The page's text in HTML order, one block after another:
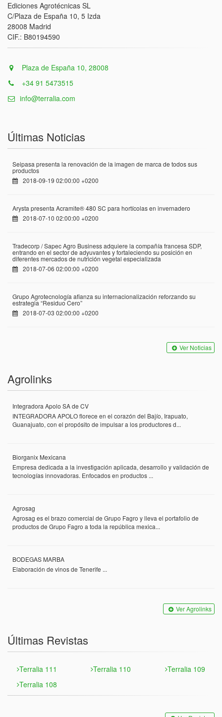
Ediciones Agrotécnicas SL
C/Plaza de España 10, 5 Izda
28008 Madrid
CIF.: B80194590
Plaza de España 10, 28008
+34 91 5473515
info@terralia.com
Últimas Noticias
Seipasa presenta la renovación de la imagen de marca de todos sus
productos
2018-09-19 02:00:00 +0200
Arysta presenta Acramite® 480 SC para hortícolas en invernadero
2018-07-10 02:00:00 +0200
Tradecorp / Sapec Agro Business adquiere la compañía francesa SDP,
entrando en el sector de adyuvantes y fortaleciendo su posición en
diferentes mercados de nutrición vegetal especializada
2018-07-06 02:00:00 +0200
Grupo Agrotecnología afianza su internacionalización reforzando su
estrategia “Residuo Cero”
2018-07-03 02:00:00 +0200
Ver Noticias
Agrolinks
Integradora Apolo SA de CV
INTEGRADORA APOLO florece en el corazón del Bajío, Irapuato,
Guanajuato, con el propósito de impulsar a los productores d...
Biorganix Mexicana
Empresa dedicada a la investigación aplicada, desarrollo y validación de
tecnologías innovadoras. Enfocados en productos ...
Agrosag
Agrosag es el brazo comercial de Grupo Fagro y lleva el portafolio de
productos de Grupo Fagro a toda la república mexica...
BODEGAS MARBA
Elaboración de vinos de Tenerife ...
Ver Agrolinks
Últimas Revistas
Terralia 111 Terralia 110
Terralia 109
Terralia 108